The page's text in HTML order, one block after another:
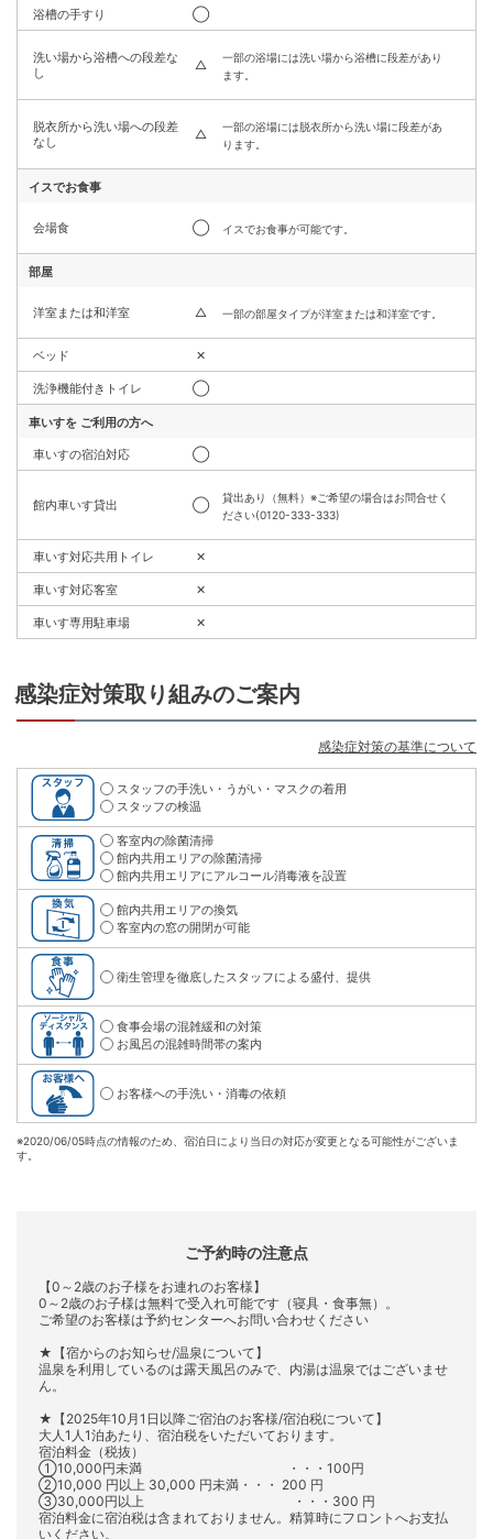
浴槽の手すり ◯
洗い場から浴槽への段差な
し
△
一部の浴場には洗い場から浴槽に段差があり
ます。
脱衣所から洗い場への段差
なし
△
一部の浴場には脱衣所から洗い場に段差があ
ります。
イスでお食事
会場食 ◯ イスでお食事が可能です。
部屋
洋室または和洋室 △ 一部の部屋タイプが洋室または和洋室です。
ベッド ✕
洗浄機能付きトイレ ◯
車いすを ご利用の方へ
車いすの宿泊対応 ◯
館内車いす貸出 ◯
貸出あり（無料）※ご希望の場合はお問合せく
ださい(0120-333-333)
車いす対応共用トイレ ✕
車いす対応客室 ✕
車いす専用駐車場 ✕
感染症対策取り組みのご案内
感染症対策の基準について
スタッフの手洗い・うがい・マスクの着用
スタッフの検温
客室内の除菌清掃
館内共用エリアの除菌清掃
館内共用エリアにアルコール消毒液を設置
館内共用エリアの換気
客室内の窓の開閉が可能
衛生管理を徹底したスタッフによる盛付、提供
食事会場の混雑緩和の対策
お風呂の混雑時間帯の案内
お客様への手洗い・消毒の依頼
※2020/06/05時点の情報のため、宿泊日により当日の対応が変更となる可能性がございま
す。
ご予約時の注意点
【0～2歳のお子様をお連れのお客様】
0～2歳のお子様は無料で受入れ可能です（寝具・食事無）。
ご希望のお客様は予約センターへお問い合わせください
★【宿からのお知らせ/温泉について】
温泉を利用しているのは露天風呂のみで、内湯は温泉ではございませ
ん。
★【2025年10月1日以降ご宿泊のお客様/宿泊税について】
大人1人1泊あたり、宿泊税をいただいております。
宿泊料金（税抜）
①10,000円未満 ・・・100円
②10,000 円以上 30,000 円未満・・・ 200 円
③30,000円以上 ・・・300 円
宿泊料金に宿泊税は含まれておりません。精算時にフロントへお支払
いください。